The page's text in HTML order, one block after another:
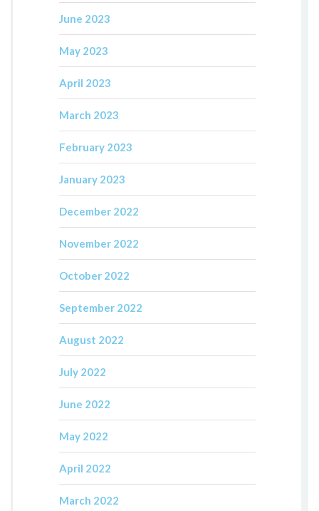
June 2023
May 2023
April 2023
March 2023
February 2023
January 2023
December 2022
November 2022
October 2022
September 2022
August 2022
July 2022
June 2022
May 2022
April 2022
March 2022